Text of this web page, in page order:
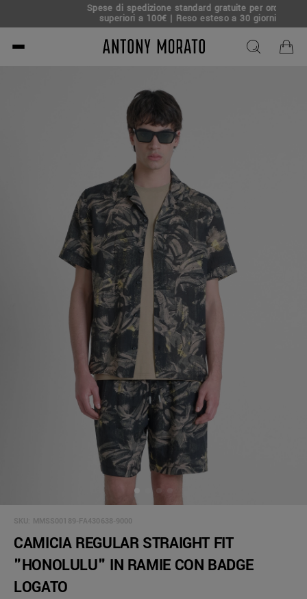
Spese di spedizione standard gratuite per ordini
superiori a 100€ | Reso esteso a 30 giorni
Antony Morato - Official
SKU: MMSS00189-FA430638-9000
CAMICIA REGULAR STRAIGHT FIT
"HONOLULU" IN RAMIE CON BADGE
LOGATO